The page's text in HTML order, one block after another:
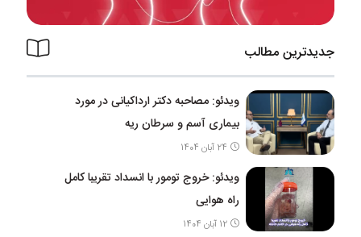
جدیدترین مطالب
ویدئو: مصاحبه دکتر ارداکیانی در مورد
بیماری آسم و سرطان ریه
24 آبان 1404
ویدئو: خروج تومور با انسداد تقریبا کامل
راه هوایی
12 آبان 1404